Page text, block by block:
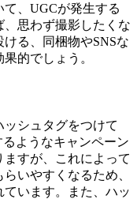
、UGCが発生する
思わず撮影したくな
る、同梱物やSNSな
的でしょう。
シュタグをつけて
ようなキャンペーン
すが、これによって
いやすくなるため、
います。また、ハッ